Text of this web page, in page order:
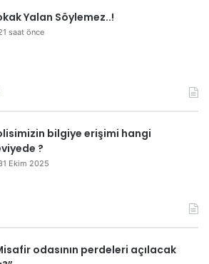
Yalan Söylemez..!
saat önce
bilgiye erişimi hangi
?
Ekim 2025
odasının perdeleri açılacak